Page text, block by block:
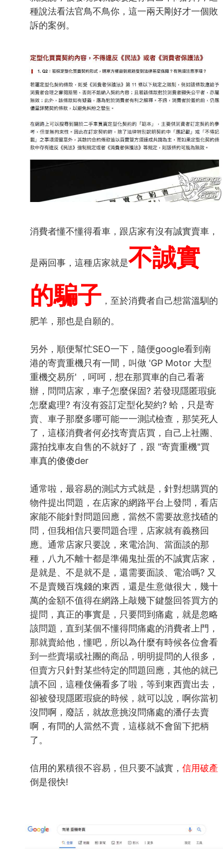
種說法看法官鳥不鳥你，這一兩天剛好才一個敗
訴的案例。
消費者懂不懂得看車，跟店家有沒有誠實賣車，
是兩回事，這種店家就是不誠實
的騙子 ，至於消費者自己想當溫馴的
肥羊，那也是自願的。
另外，順便幫忙SEO一下，隨便google看到南
港的寄賣重機只有一間，叫做 'GP Motor 大型
重機交易所' ，呵呵，想在那買車的自己看著
辦，問問店家，車子怎麼保固? 若發現隱匿瑕疵
怎麼處理? 有沒有簽訂定型化契約? 蛤，只是寄
賣、車子那麼多哪可能一一測試檢查，那笑死人
了，這樣消費者何必找寄賣店買，自己上社團、
露拍找車友自售的不就好了，跟 "寄賣重機"買
車真的傻傻der
通常啦，最容易的測試方式就是，針對想購買的
物件提出問題，在店家的網路平台上發問，看店
家能不能針對問題回應，當然不需要故意找碴的
問，但我相信只要問題合理，店家就有義務回
應。通常店家只要說，來電洽詢、當面談的那
種，八九不離十都是準備鬼扯蛋的不誠實店家，
是就是、不是就不是，還需要面談、電洽嗎? 又
不是賣幾百塊錢的東西，還是生意做很大，幾十
萬的金額不值得在網路上敲幾下鍵盤回答買方的
提問，真正的事實是，只要問到痛處，就是忽略
該問題，直到某個不懂得問痛處的消費者上門，
那就賣給他，懂吧，所以為什麼有時候各位會看
到一些賣場或社團的商品，明明提問的人很多，
但賣方只針對某些特定的問題回應，其他的就已
讀不回，這種伎倆看多了啦，等到東西賣出去，
卻被發現隱匿瑕疵的時候，就可以說，啊你當初
沒問啊，廢話，就故意挑沒問痛處的潘仔去賣
啊，有問的人當然不賣，這樣就不會留下把柄
了。
信用的累積很不容易，但只要不誠實， 信用破產
倒是很快!